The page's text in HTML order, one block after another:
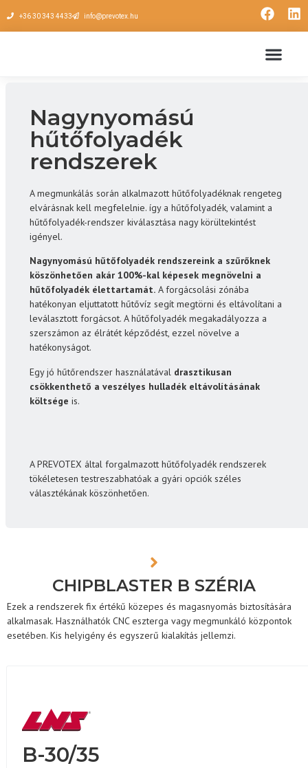
+36 30 343 4433 info@prevotex.hu
Nagynyomású
hűtőfolyadék
rendszerek
A megmunkálás során alkalmazott hűtőfolyadéknak rengeteg
elvárásnak kell megfelelnie. így a hűtőfolyadék, valamint a
hűtőfolyadék-rendszer kiválasztása nagy körültekintést
igényel.
Nagynyomású hűtőfolyadék rendszereink a szűrőknek
köszönhetően akár 100%-kal képesek megnövelni a
hűtőfolyadék élettartamát. A forgácsolási zónába
hatékonyan eljuttatott hűtővíz segít megtörni és eltávolítani a
leválasztott forgácsot. A hűtőfolyadék megakadályozza a
szerszámon az élrátét képződést, ezzel növelve a
hatékonyságot.
Egy jó hűtőrendszer használatával drasztikusan
csökkenthető a veszélyes hulladék eltávolításának
költsége is.
A PREVOTEX által forgalmazott hűtőfolyadék rendszerek
tökéletesen testreszabhatóak a gyári opciók széles
választékának köszönhetően.
CHIPBLASTER B SZÉRIA
Ezek a rendszerek fix értékű közepes és magasnyomás biztosítására
alkalmasak. Használhatók CNC eszterga vagy megmunkáló központok
esetében. Kis helyigény és egyszerű kialakítás jellemzi.
B-30/35